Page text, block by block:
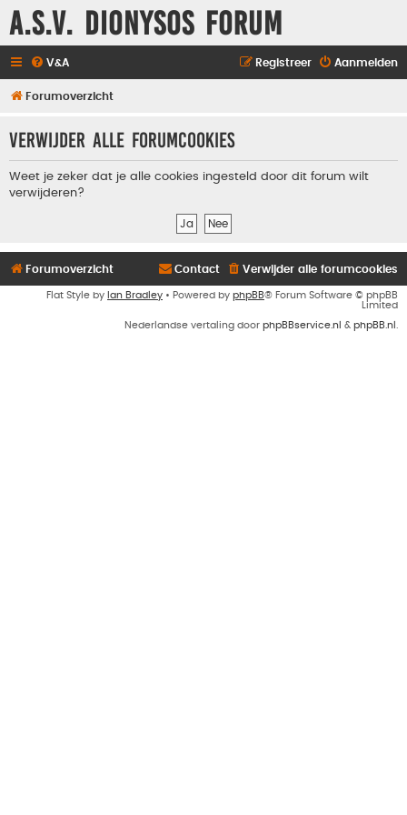
A.S.V. Dionysos Forum
V&A Aanmelden
Registreer
Forumoverzicht
Verwijder alle forumcookies
Weet je zeker dat je alle cookies ingesteld door dit forum wilt
verwijderen?
Forumoverzicht Verwijder alle forumcookies
Contact
Flat Style by Ian Bradley • Powered by phpBB® Forum Software © phpBB
Limited
Nederlandse vertaling door phpBBservice.nl & phpBB.nl